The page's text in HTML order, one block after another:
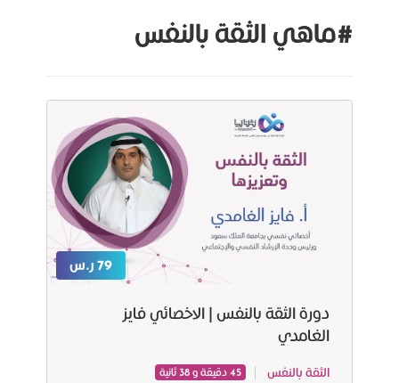
#ماهي الثقة بالنفس
79 ر.س
دورة الثقة بالنفس | الاخصائي فايز
الغامدي
الثقة بالنفس 45 دقيقة و 38 ثانية